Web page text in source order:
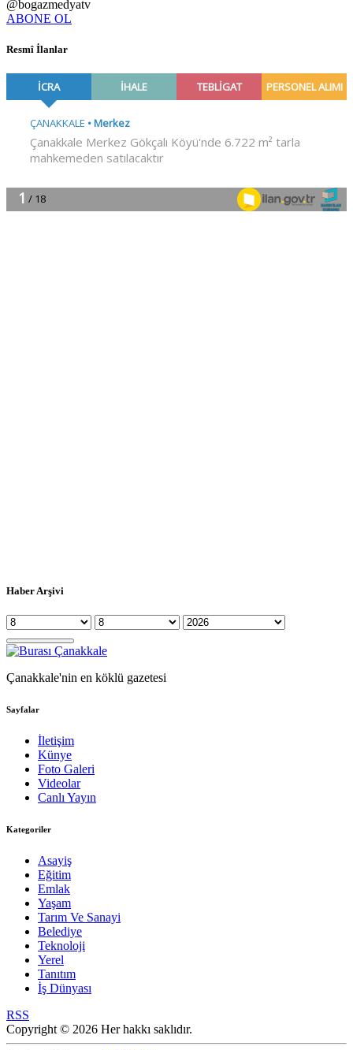
@bogazmedyatv
ABONE OL
Resmî İlanlar
Haber Arşivi
Çanakkale'nin en köklü gazetesi
Sayfalar
İletişim
Künye
Foto Galeri
Videolar
Canlı Yayın
Kategoriler
Asayiş
Eğitim
Emlak
Yaşam
Tarım Ve Sanayi
Belediye
Teknoloji
Yerel
Tanıtım
İş Dünyası
RSS
Copyright © 2026 Her hakkı saklıdır.